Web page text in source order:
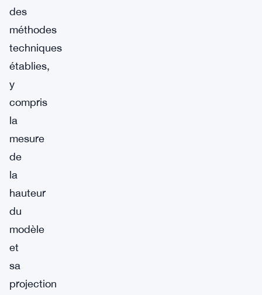
des
méthodes
techniques
établies,
y
compris
la
mesure
de
la
hauteur
du
modèle
et
sa
projection